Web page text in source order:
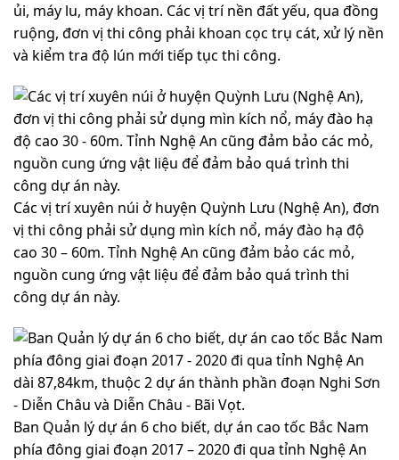
ủi, máy lu, máy khoan. Các vị trí nền đất yếu, qua đồng
ruộng, đơn vị thi công phải khoan cọc trụ cát, xử lý nền
và kiểm tra độ lún mới tiếp tục thi công.
Các vị trí xuyên núi ở huyện Quỳnh Lưu (Nghệ An), đơn
vị thi công phải sử dụng mìn kích nổ, máy đào hạ độ
cao 30 – 60m. Tỉnh Nghệ An cũng đảm bảo các mỏ,
nguồn cung ứng vật liệu để đảm bảo quá trình thi
công dự án này.
Ban Quản lý dự án 6 cho biết, dự án cao tốc Bắc Nam
phía đông giai đoạn 2017 – 2020 đi qua tỉnh Nghệ An